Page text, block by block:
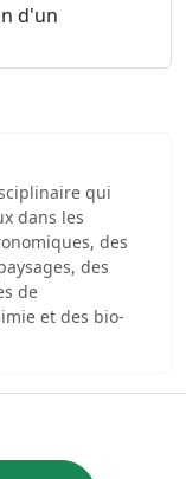
d'un
qui
dans les
des
des
de
et des bio-